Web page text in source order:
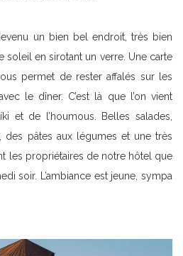
un bien bel endroit, très bien
en sirotant un verre. Une carte
permet de rester affalés sur les
le dîner. C’est là que l’on vient
et de l’houmous. Belles salades,
des pâtes aux légumes et une très
les propriétaires de notre hôtel que
soir. L’ambiance est jeune, sympa